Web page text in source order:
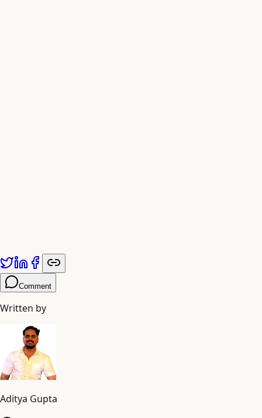
Comment
Written by
Aditya Gupta